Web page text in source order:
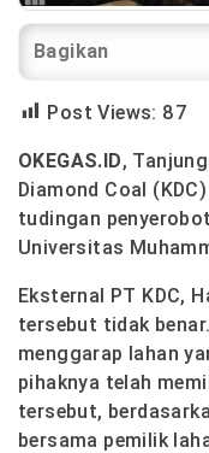
Bagikan
Post Views: 87
OKEGAS.ID,
Diamond Coal
tudingan
Universitas
Eksternal PT KDC,
tersebut tidak
menggarap lahan
pihaknya telah
tersebut,
bersama pemilik